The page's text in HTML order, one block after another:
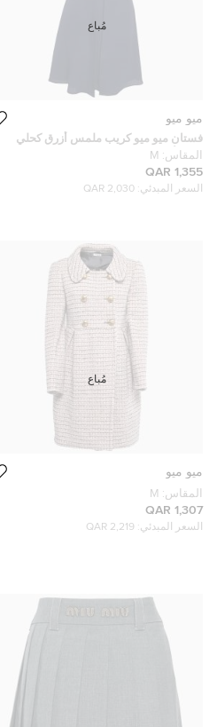
ميو ميو
فستان ميو ميو كريب ملمس أزرق كحلي
بدون أكمام قصير متوسط
المقاس: M
1,355 QAR
السعر المبدئي: 2,030 QAR
مُباع
ميو ميو
المقاس: M
1,307 QAR
السعر المبدئي: 2,219 QAR
مُباع